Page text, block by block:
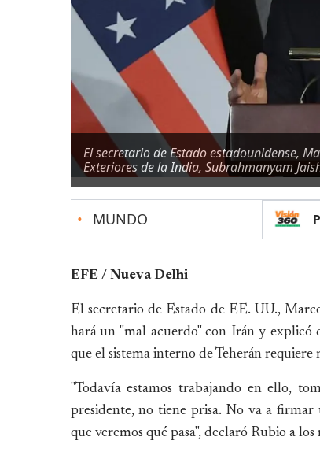
El secretario de Estado estadounidense,
Exteriores de la India, Subrahmanyam
• MUNDO
EFE / Nueva Delhi
El secretario de Estado de EE. UU.,
hará un "mal acuerdo" con Irán y explicó
que el sistema interno de Teherán requiere
"Todavía estamos trabajando en ello,
presidente, no tiene prisa. No va a
que veremos qué pasa", declaró Rubio a